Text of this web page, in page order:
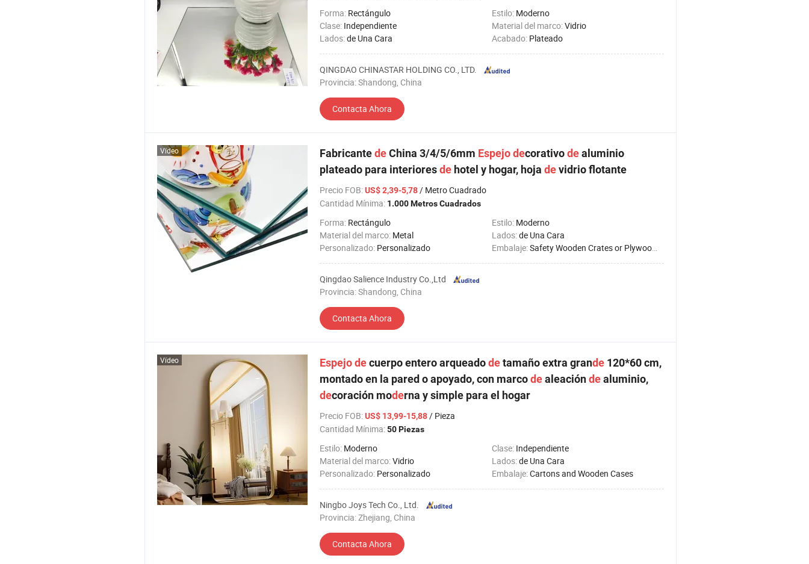
Forma: Rectángulo Estilo: Moderno
Clase: Independiente Material del marco:Vidrio
Lados:de Una Cara Acabado: Plateado
QINGDAO CHINASTAR HOLDING CO., LTD.
Provincia: Shandong, China
Contacta Ahora
FabricantedeChina 3/4/5/6mm Espejodecorativodealuminio
plateado para interioresde hotel y hogar, hoja devidrio flotante
Precio FOB:US$ 2,39-5,78/ Metro Cuadrado
Cantidad Mínima: 1.000 Metros Cuadrados
Forma: Rectángulo Estilo: Moderno
Material del marco: Metal Lados:de Una Cara
Personalizado: Personalizado Embalaje:Safety Wooden Crates or Plywood Crates Packing.
Qingdao Salience Industry Co.,Ltd
Provincia: Shandong, China
Contacta Ahora
Vídeo
Espejodecuerpo entero arqueadodetamaño extra grande 120*60 cm,
montado en la pared o apoyado, con marcodealeacióndealuminio,
decoración moderna y simple para el hogar
Precio FOB:US$ 13,99-15,88/ Pieza
Cantidad Mínima:50 Piezas
Estilo: Moderno Clase: Independiente
Material del marco:Vidrio Lados:de Una Cara
Personalizado: Personalizado Embalaje:Cartons and Wooden Cases
Ningbo Joys Tech Co., Ltd.
Provincia: Zhejiang, China
Contacta Ahora
Vídeo